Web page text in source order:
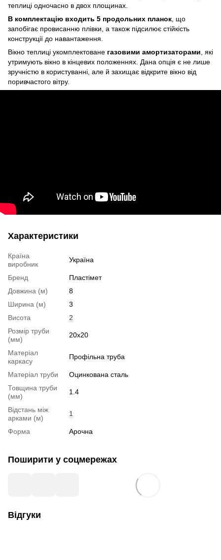
теплиці одночасно в двох площинах.
В комплектацію входить 5 продольних планок , що
запобігає провисанню плівки, а також підсилює стійкість
конструкції до навантаження.
Вікно теплиці укомплектоване газовими амортизаторами , які
утримують вікно в кінцевих положеннях. Дана опція є не лише
зручністю в користуванні, але й захищає відкрите вікно від
поривчастого вітру.
Характеристики
Країна
виробник
Україна
Бренд
Пластімет
Довжина (м)
8
Ширина (м)
3
Висота
2
Розмір труби
(мм)
20х20
Матеріал
каркасу
Профільна труба
Матеріал труби
Оцинкована сталь
Товщина труби
(мм)
1.4
Відстань між
арками (м)
1
Форма Арочна
Поширити у соцмережах
Відгуки